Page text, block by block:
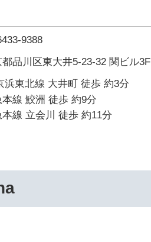
9388
都品川区東大井5-23-32 関ビル3F
浜東北線 大井町 徒歩 約3分
本線 鮫洲 徒歩 約9分
本線 立会川 徒歩 約11分